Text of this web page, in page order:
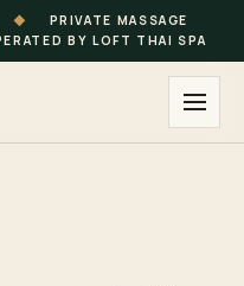
◆
PRIVATE MASSAGE
BY LOFT THAI SPA